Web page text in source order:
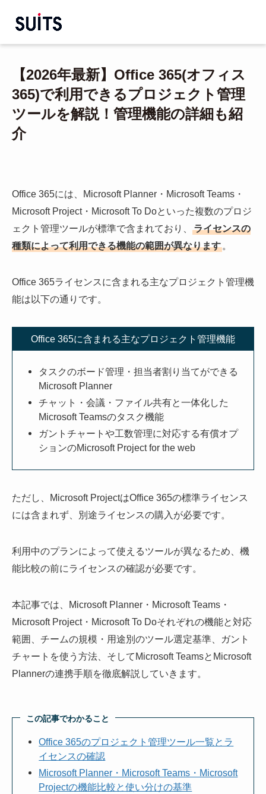
【2026年最新】Office 365(オフィス
365)で利用できるプロジェクト管理
ツールを解説！管理機能の詳細も紹
介
Office 365には、Microsoft Planner・Microsoft Teams・
Microsoft Project・Microsoft To Doといった複数のプロジ
ェクト管理ツールが標準で含まれており、
ライセンスの
種類によって利用できる機能の範囲が異なります 。
Office 365ライセンスに含まれる主なプロジェクト管理機
能は以下の通りです。
Office 365に含まれる主なプロジェクト管理機能
タスクのボード管理・担当者割り当てができる
Microsoft Planner
チャット・会議・ファイル共有と一体化した
Microsoft Teamsのタスク機能
ガントチャートや工数管理に対応する有償オプ
ションのMicrosoft Project for the web
ただし、Microsoft ProjectはOffice 365の標準ライセンス
には含まれず、別途ライセンスの購入が必要です。
利用中のプランによって使えるツールが異なるため、機
能比較の前にライセンスの確認が必要です。
本記事では、Microsoft Planner・Microsoft Teams・
Microsoft Project・Microsoft To Doそれぞれの機能と対応
範囲、チームの規模・用途別のツール選定基準、ガント
チャートを使う方法、そしてMicrosoft TeamsとMicrosoft
Plannerの連携手順を徹底解説していきます。
この記事でわかること
Office 365のプロジェクト管理ツール一覧とラ
イセンスの確認
Microsoft Planner・Microsoft Teams・Microsoft
Projectの機能比較と使い分けの基準